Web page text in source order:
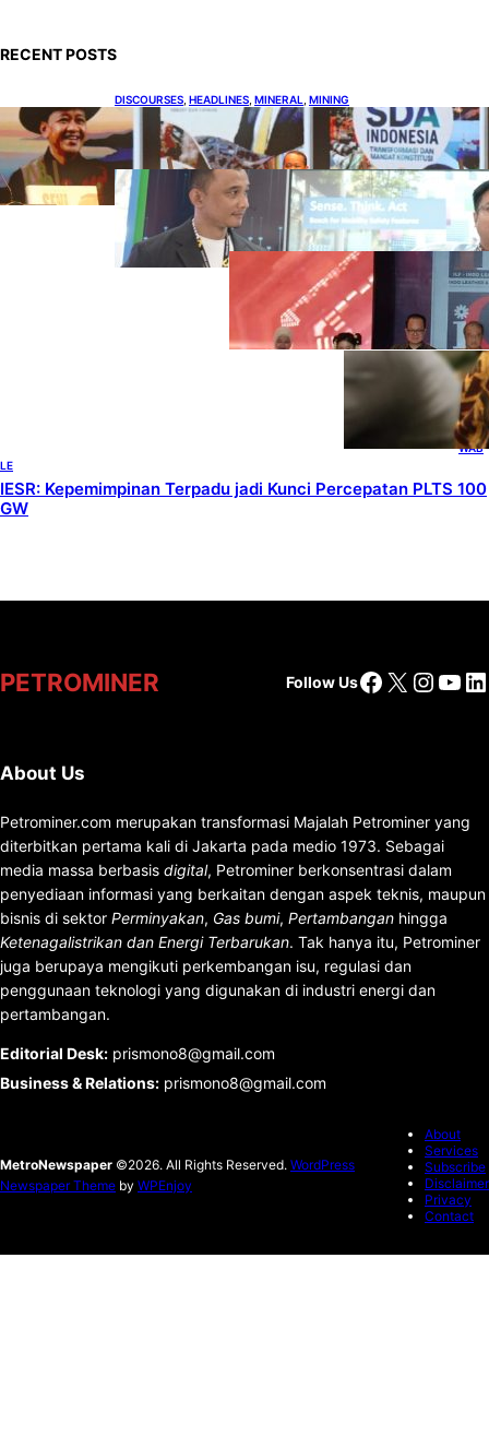
RECENT POSTS
DISCOURSES HEADLINES MINERAL MINING
Bahlil Luncurkan 10 Buku Rekam Jejak
Kepemimpinan dan Kebijakan
HEADLINES, TECHNOLOGY
Teknologi Keselamatan, Penentu
Baru Persaingan Industri
Otomotif
DOWNSTREAM
HEADLINES
Terbuka, Peluang
Usaha bagi IKM
Alas Kaki Lokal
ENER
GY ,
HEAD
LINES
,
RENE
WAB
LE
IESR: Kepemimpinan Terpadu jadi Kunci Percepatan PLTS 100
GW
PETROMINER Follow UsFacebook
X
About Us
Petrominer.com merupakan transformasi Majalah Petrominer yang
diterbitkan pertama kali di Jakarta pada medio 1973. Sebagai
media massa berbasis digital, Petrominer berkonsentrasi dalam
penyediaan informasi yang berkaitan dengan aspek teknis, maupun
bisnis di sektor Perminyakan, Gas bumi, Pertambangan hingga
Ketenagalistrikan dan Energi Terbarukan. Tak hanya itu, Petrominer
juga berupaya mengikuti perkembangan isu, regulasi dan
penggunaan teknologi yang digunakan di industri energi dan
pertambangan.
Editorial Desk: prismono8@gmail.com
Business & Relations: prismono8@gmail.com
MetroNewspaper ©2026. All Rights Reserved. WordPress
Newspaper Theme by WPEnjoy
About
Services
Subscribe
Disclaimer
Privacy
Contact